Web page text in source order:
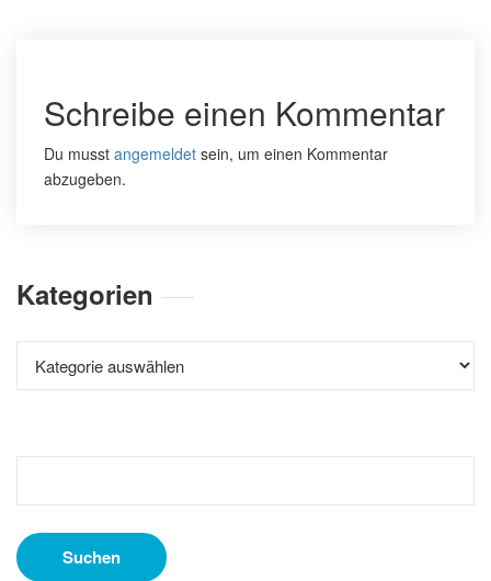
Schreibe einen Kommentar
Du musst angemeldet sein, um einen Kommentar
abzugeben.
Kategorien